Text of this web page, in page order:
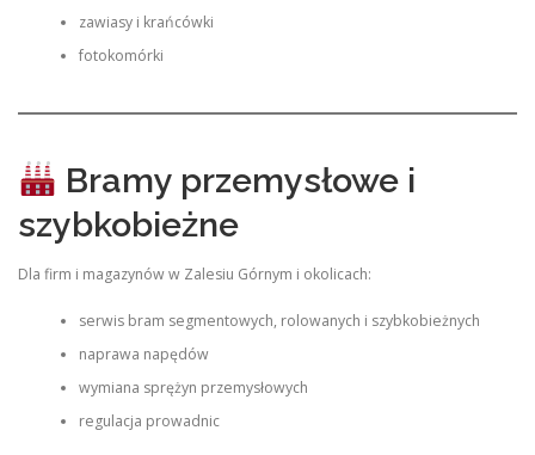
zawiasy i krańcówki
fotokomórki
Bramy przemysłowe i
szybkobieżne
Dla firm i magazynów w Zalesiu Górnym i okolicach:
serwis bram segmentowych, rolowanych i szybkobieżnych
naprawa napędów
wymiana sprężyn przemysłowych
regulacja prowadnic